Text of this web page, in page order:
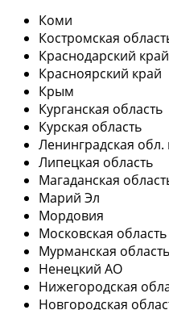
Коми
Костромская
Краснодарский край
Красноярский край
Крым
Курганская область
Курская область
Ленинградская обл.
Липецкая область
Магаданская
Марий Эл
Мордовия
Московская
Мурманская область
Ненецкий АО
Нижегородская
Новгородская